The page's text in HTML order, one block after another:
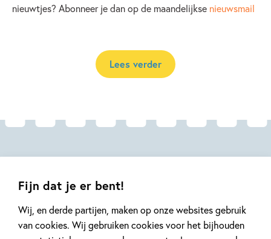
Fijn dat je er bent!
Wij, en derde partijen, maken op onze websites gebruik
van cookies. Wij gebruiken cookies voor het bijhouden
nieuwtjes? Abonneer je dan op de maandelijkse nieuwsmail
Lees verder
Weerwolfje'